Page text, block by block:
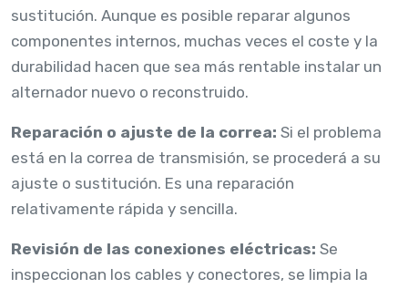
sustitución. Aunque es posible reparar algunos
componentes internos, muchas veces el coste y la
durabilidad hacen que sea más rentable instalar un
alternador nuevo o reconstruido.
Reparación o ajuste de la correa: Si el problema
está en la correa de transmisión, se procederá a su
ajuste o sustitución. Es una reparación
relativamente rápida y sencilla.
Revisión de las conexiones eléctricas: Se
inspeccionan los cables y conectores, se limpia la